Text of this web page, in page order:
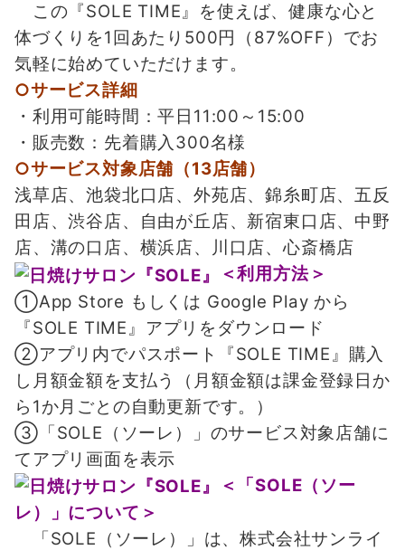
この『SOLE TIME』を使えば、健康な心と
体づくりを1回あたり500円（87%OFF）でお
気軽に始めていただけます。
○サービス詳細
・利用可能時間：平日11:00～15:00
・販売数：先着購入300名様
○サービス対象店舗（13店舗）
浅草店、池袋北口店、外苑店、錦糸町店、五反
田店、渋谷店、自由が丘店、新宿東口店、中野
店、 溝の口店、横浜店、川口店、心斎橋店
＜利用方法＞
①App Store もしくは Google Play から
『SOLE TIME』アプリをダウンロード
②アプリ内でパスポート『SOLE TIME』購入
し月額金額を支払う（月額金額は課金登録日か
ら1か月ごとの自動更新です。）
③「SOLE（ソーレ）」のサービス対象店舗に
てアプリ画面を表示
＜「SOLE（ソー
レ）」について＞
「SOLE（ソーレ）」は、株式会社サンライ